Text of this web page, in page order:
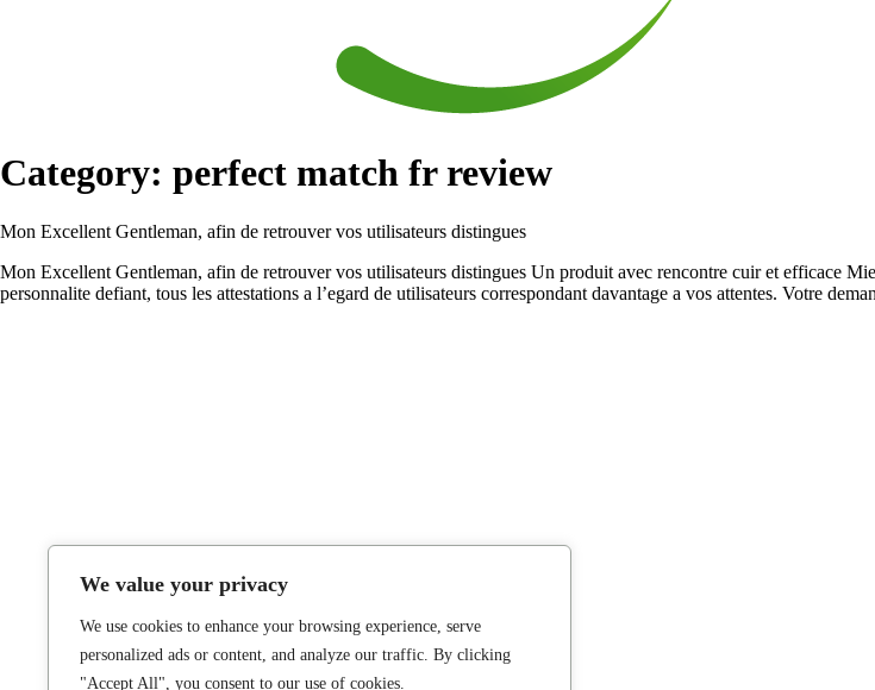
We value your privacy
We use cookies to enhance your browsing experience, serve
personalized ads or content, and analyze our traffic. By clicking
"Accept All", you consent to our use of cookies.
Category: perfect match fr review
Mon Excellent Gentleman, afin de retrouver vos utilisateurs distingues
Mon Excellent Gentleman, afin de retrouver vos utilisateurs distingues Un produit avec rencontre cuir et efficace
personnalite defiant, tous les attestations a l’egard de utilisateurs correspondant davantage a vos attentes. Votre